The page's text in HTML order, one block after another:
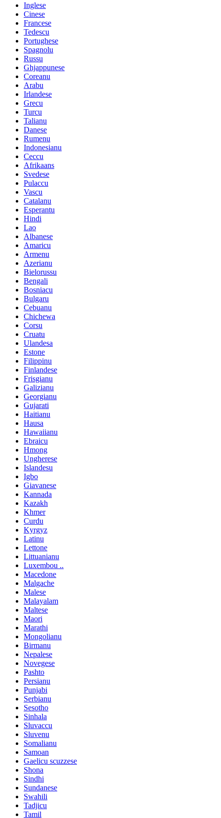
Inglese
Cinese
Francese
Tedescu
Portughese
Spagnolu
Russu
Ghjappunese
Coreanu
Arabu
Irlandese
Grecu
Turcu
Talianu
Danese
Rumenu
Indonesianu
Ceccu
Afrikaans
Svedese
Pulaccu
Vascu
Catalanu
Esperantu
Hindi
Lao
Albanese
Amaricu
Armenu
Azerianu
Bielorussu
Bengali
Bosniacu
Bulgaru
Cebuanu
Chichewa
Corsu
Cruatu
Ulandesa
Estone
Filippinu
Finlandese
Frisgianu
Galizianu
Georgianu
Gujarati
Haitianu
Hausa
Hawaiianu
Ebraicu
Hmong
Ungherese
Islandesu
Igbo
Giavanese
Kannada
Kazakh
Khmer
Curdu
Kyrgyz
Latinu
Lettone
Littuanianu
Luxembou ..
Macedone
Malgache
Malese
Malayalam
Maltese
Maori
Marathi
Mongolianu
Birmanu
Nepalese
Novegese
Pashto
Persianu
Punjabi
Serbianu
Sesotho
Sinhala
Sluvaccu
Sluvenu
Somalianu
Samoan
Gaelicu scuzzese
Shona
Sindhi
Sundanese
Swahili
Tadjicu
Tamil